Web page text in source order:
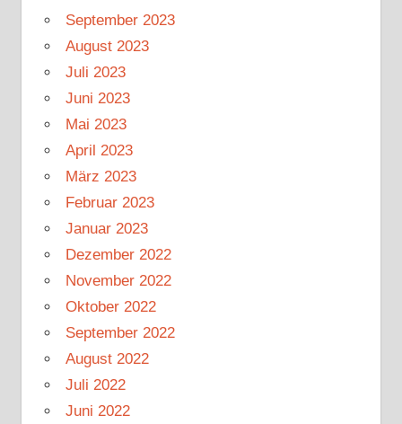
September 2023
August 2023
Juli 2023
Juni 2023
Mai 2023
April 2023
März 2023
Februar 2023
Januar 2023
Dezember 2022
November 2022
Oktober 2022
September 2022
August 2022
Juli 2022
Juni 2022